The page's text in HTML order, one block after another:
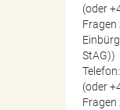
(oder
Fragen
StAG))
(oder
Fragen